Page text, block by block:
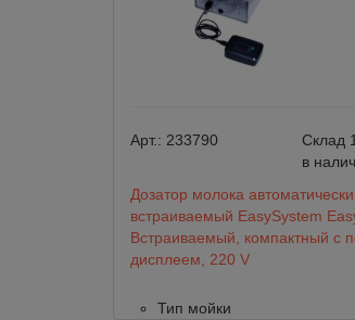
Арт.: 233790
Склад
в
Дозатор молока
встраиваемый EasySystem
Встраиваемый, компактный с
дисплеем, 220 V
Тип мойки